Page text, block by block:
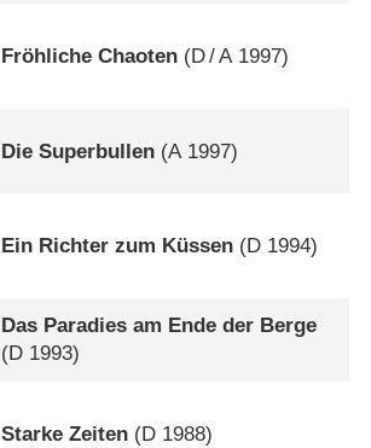
Fröhliche Chaoten (D/A1997)
Die Superbullen (A 1997)
Ein Richter zum Küssen (D 1994)
Das Paradies am Ende der Berge
(D 1993)
Starke Zeiten (D 1988)